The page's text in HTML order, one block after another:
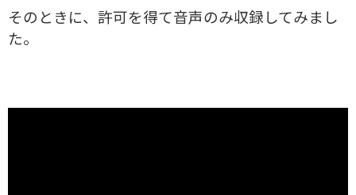
そのときに、許可を得て音声のみ収録してみまし
た。